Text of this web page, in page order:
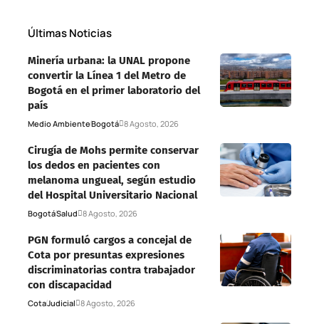
Últimas Noticias
Minería urbana: la UNAL propone
convertir la Línea 1 del Metro de
Bogotá en el primer laboratorio del
país
Medio AmbienteBogotá 8 Agosto, 2026
Cirugía de Mohs permite conservar
los dedos en pacientes con
melanoma ungueal, según estudio
del Hospital Universitario Nacional
BogotáSalud 8 Agosto, 2026
PGN formuló cargos a concejal de
Cota por presuntas expresiones
discriminatorias contra trabajador
con discapacidad
CotaJudicial 8 Agosto, 2026